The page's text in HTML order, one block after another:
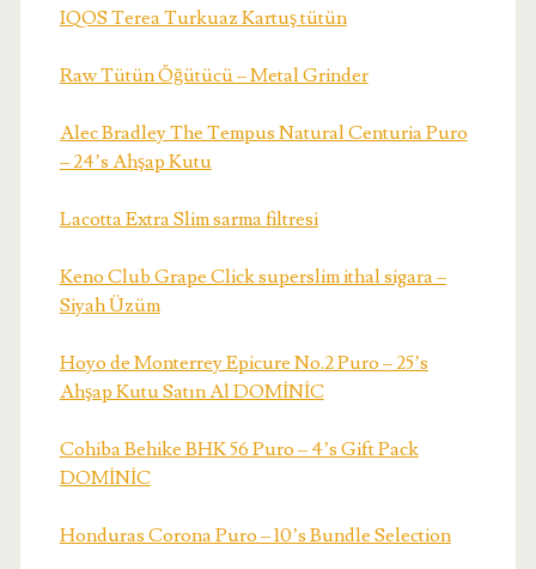
IQOS Terea Turkuaz Kartuş tütün
Raw Tütün Öğütücü – Metal Grinder
Alec Bradley The Tempus Natural Centuria Puro
– 24’s Ahşap Kutu
Lacotta Extra Slim sarma filtresi
Keno Club Grape Click superslim ithal sigara –
Siyah Üzüm
Hoyo de Monterrey Epicure No.2 Puro – 25’s
Ahşap Kutu Satın Al DOMİNİC
Cohiba Behike BHK 56 Puro – 4’s Gift Pack
DOMİNİC
Honduras Corona Puro – 10’s Bundle Selection